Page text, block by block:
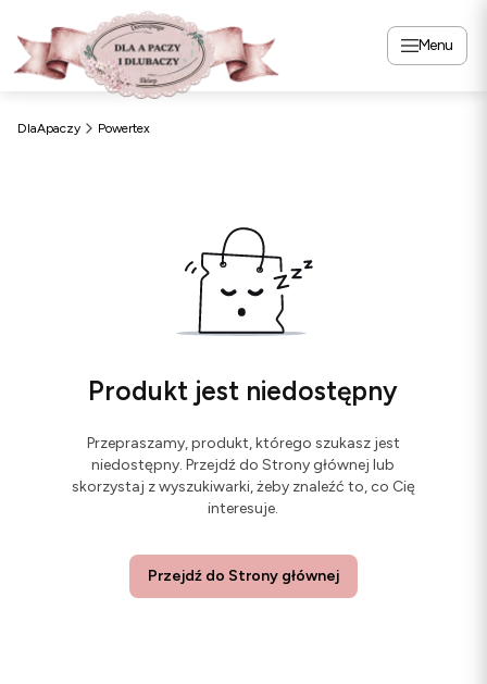
Menu
DlaApaczy Powertex
Produkt jest niedostępny
Przepraszamy, produkt, którego szukasz jest
niedostępny. Przejdź do Strony głównej lub
skorzystaj z wyszukiwarki, żeby znaleźć to, co Cię
interesuje.
Przejdź do Strony głównej